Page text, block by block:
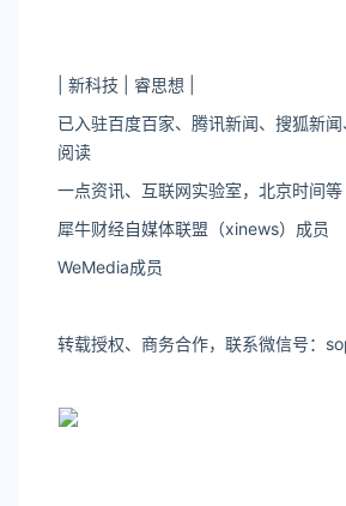
| 新科技 | 睿思想 |
已入驻百度百家、腾讯新闻、搜狐新
阅读
一点资讯、互联网实验室，北京时间等
犀牛财经自媒体联盟（xinews）成员
WeMedia成员
转载授权、商务合作，联系微信号：